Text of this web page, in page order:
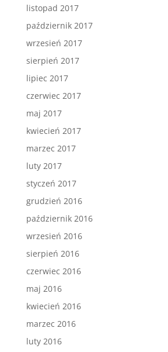
listopad 2017
październik 2017
wrzesień 2017
sierpień 2017
lipiec 2017
czerwiec 2017
maj 2017
kwiecień 2017
marzec 2017
luty 2017
styczeń 2017
grudzień 2016
październik 2016
wrzesień 2016
sierpień 2016
czerwiec 2016
maj 2016
kwiecień 2016
marzec 2016
luty 2016